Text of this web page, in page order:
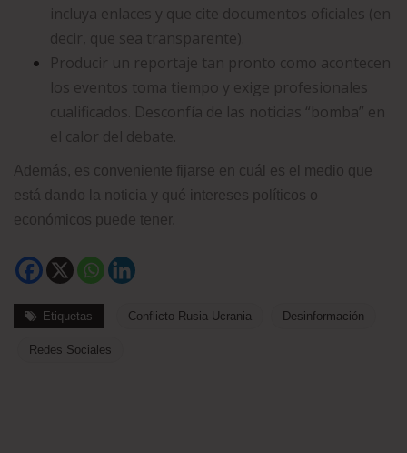
incluya enlaces y que cite documentos oficiales (en
decir, que sea transparente).
Producir un reportaje tan pronto como acontecen
los eventos toma tiempo y exige profesionales
cualificados. Desconfía de las noticias “bomba” en
el calor del debate.
Además, es conveniente fijarse en cuál es el medio que
está dando la noticia y qué intereses políticos o
económicos puede tener.
Etiquetas Conflicto Rusia-Ucrania Desinformación
Redes Sociales